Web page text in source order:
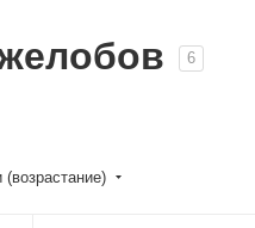
6
(возрастание)